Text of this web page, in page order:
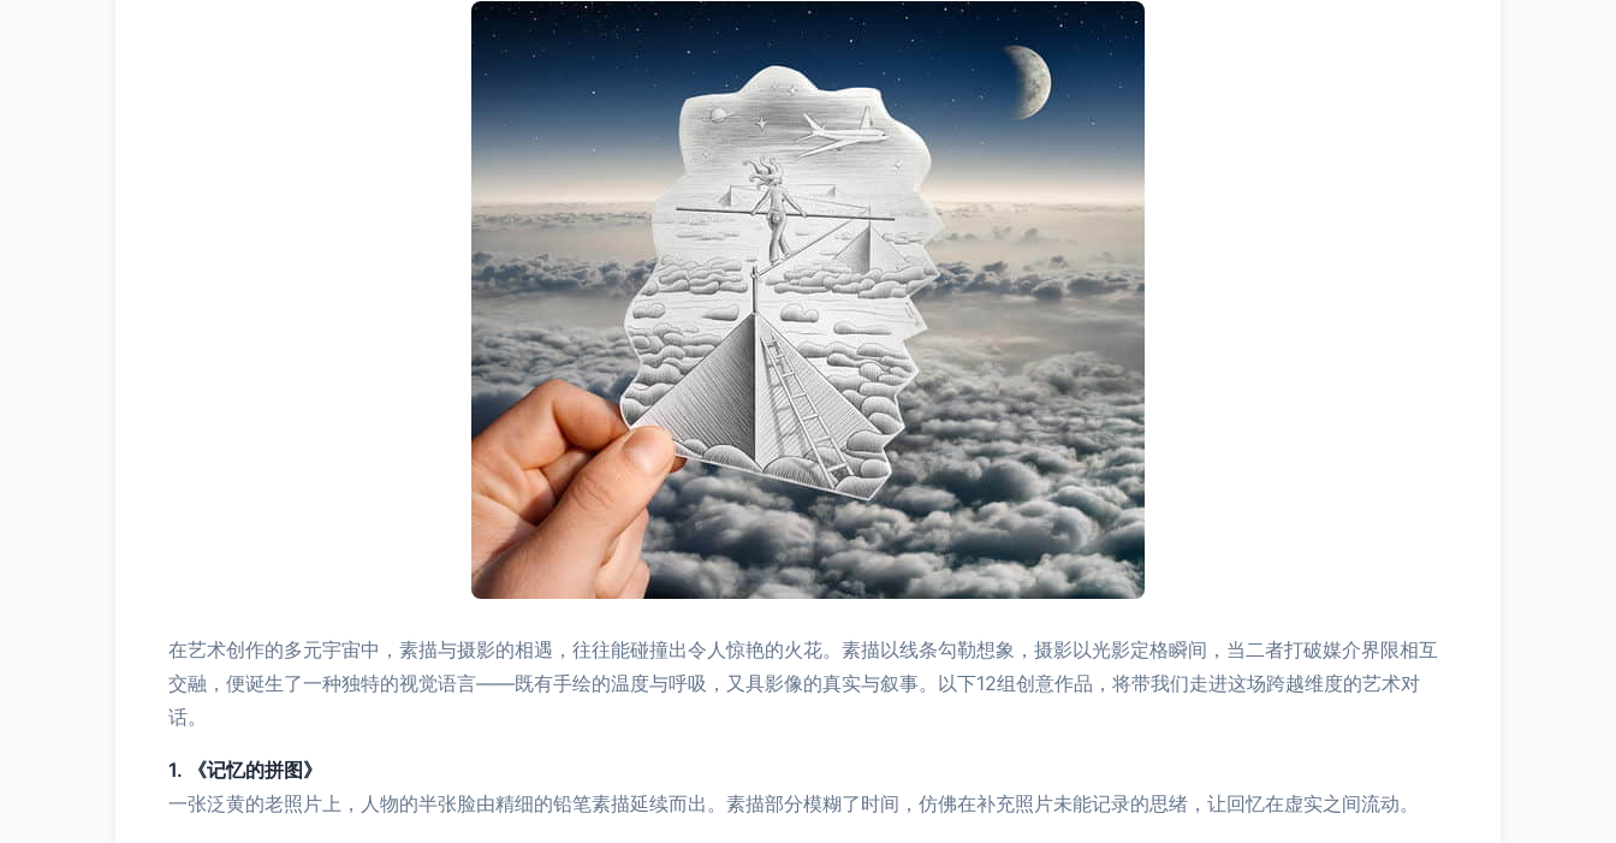
在艺术创作的多元宇宙中，素描与摄影的相遇，往往能碰撞出令人惊艳的火花。素描以线条勾勒想象，摄影以光影定格瞬间，当二者打破媒介界限相互
交融，便诞生了一种独特的视觉语言——既有手绘的温度与呼吸，又具影像的真实与叙事。以下12组创意作品，将带我们走进这场跨越维度的艺术对
话。
1. 《记忆的拼图》
一张泛黄的老照片上，人物的半张脸由精细的铅笔素描延续而出。素描部分模糊了时间，仿佛在补充照片未能记录的思绪，让回忆在虚实之间流动。